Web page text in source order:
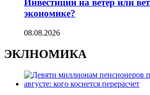
Инвестиции на ветер или
экономике?
08.08.2026
ЭКЛНОМИКА